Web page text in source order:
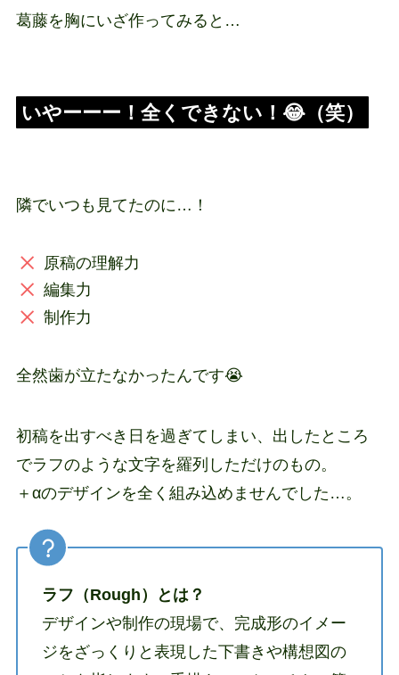
葛藤を胸にいざ作ってみると…
いやーーー！全くできない！😂（笑）
隣でいつも見てたのに…！
原稿の理解力
編集力
制作力
全然歯が立たなかったんです😭
初稿を出すべき日を過ぎてしまい、出したところ
でラフのような文字を羅列しただけのもの。
＋αのデザインを全く組み込めませんでした…。
ラフ（Rough）とは？
デザインや制作の現場で、完成形のイメー
ジをざっくりと表現した下書きや構想図の